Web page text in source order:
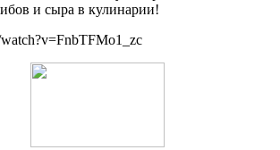
и сыра в кулинарии!